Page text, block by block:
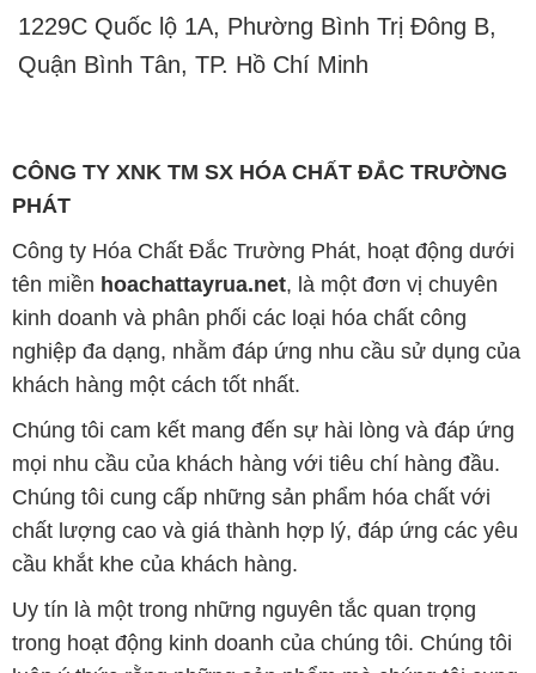
1229C Quốc lộ 1A, Phường Bình Trị Đông B,
Quận Bình Tân, TP. Hồ Chí Minh
CÔNG TY XNK TM SX HÓA CHẤT ĐẮC TRƯỜNG
PHÁT
Công ty Hóa Chất Đắc Trường Phát, hoạt động dưới
tên miền hoachattayrua.net, là một đơn vị chuyên
kinh doanh và phân phối các loại hóa chất công
nghiệp đa dạng, nhằm đáp ứng nhu cầu sử dụng của
khách hàng một cách tốt nhất.
Chúng tôi cam kết mang đến sự hài lòng và đáp ứng
mọi nhu cầu của khách hàng với tiêu chí hàng đầu.
Chúng tôi cung cấp những sản phẩm hóa chất với
chất lượng cao và giá thành hợp lý, đáp ứng các yêu
cầu khắt khe của khách hàng.
Uy tín là một trong những nguyên tắc quan trọng
trong hoạt động kinh doanh của chúng tôi. Chúng tôi